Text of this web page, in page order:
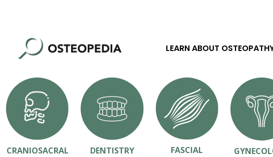
LEARN ABOUT
CRANIOSACRAL DENTISTRY FASCIAL